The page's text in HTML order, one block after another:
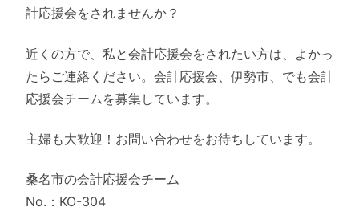
計応援会をされませんか？
近くの方で、私と会計応援会をされたい方は、よかっ
たらご連絡ください。会計応援会、伊勢市、でも会計
応援会チームを募集しています。
主婦も大歓迎！お問い合わせをお待ちしています。
桑名市の会計応援会チーム
No.：KO-304